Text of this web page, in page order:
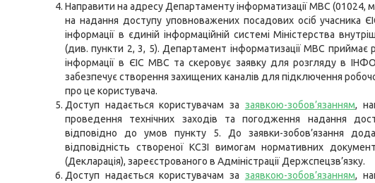
Направити на адресу Департаменту інформатизації МВС (01024,
на надання доступу уповноважених посадових осіб учасника
інформації в єдиній інформаційній системі Міністерства
(див. пункти 2, 3, 5). Департамент інформатизації МВС
інформації в ЄІС МВС та скеровує заявку для розгляду в
забезпечує створення захищених каналів для підключення
про це користувача.
Доступ надається користувачам за заявкою-зобов’язанням,
проведення технічних заходів та погодження надання
відповідно до умов пункту 5. До заявки-зобов’язання
відповідність створеної КСЗІ вимогам нормативних
(Декларація), зареєстрованого в Адміністрації Держспецзв’язку.
Доступ надається користувачам за заявкою-зобов’язанням,